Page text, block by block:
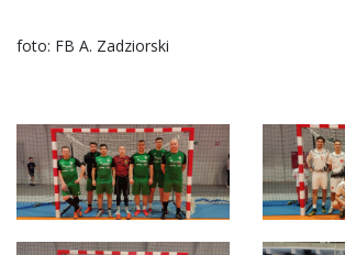
foto: FB A. Zadziorski